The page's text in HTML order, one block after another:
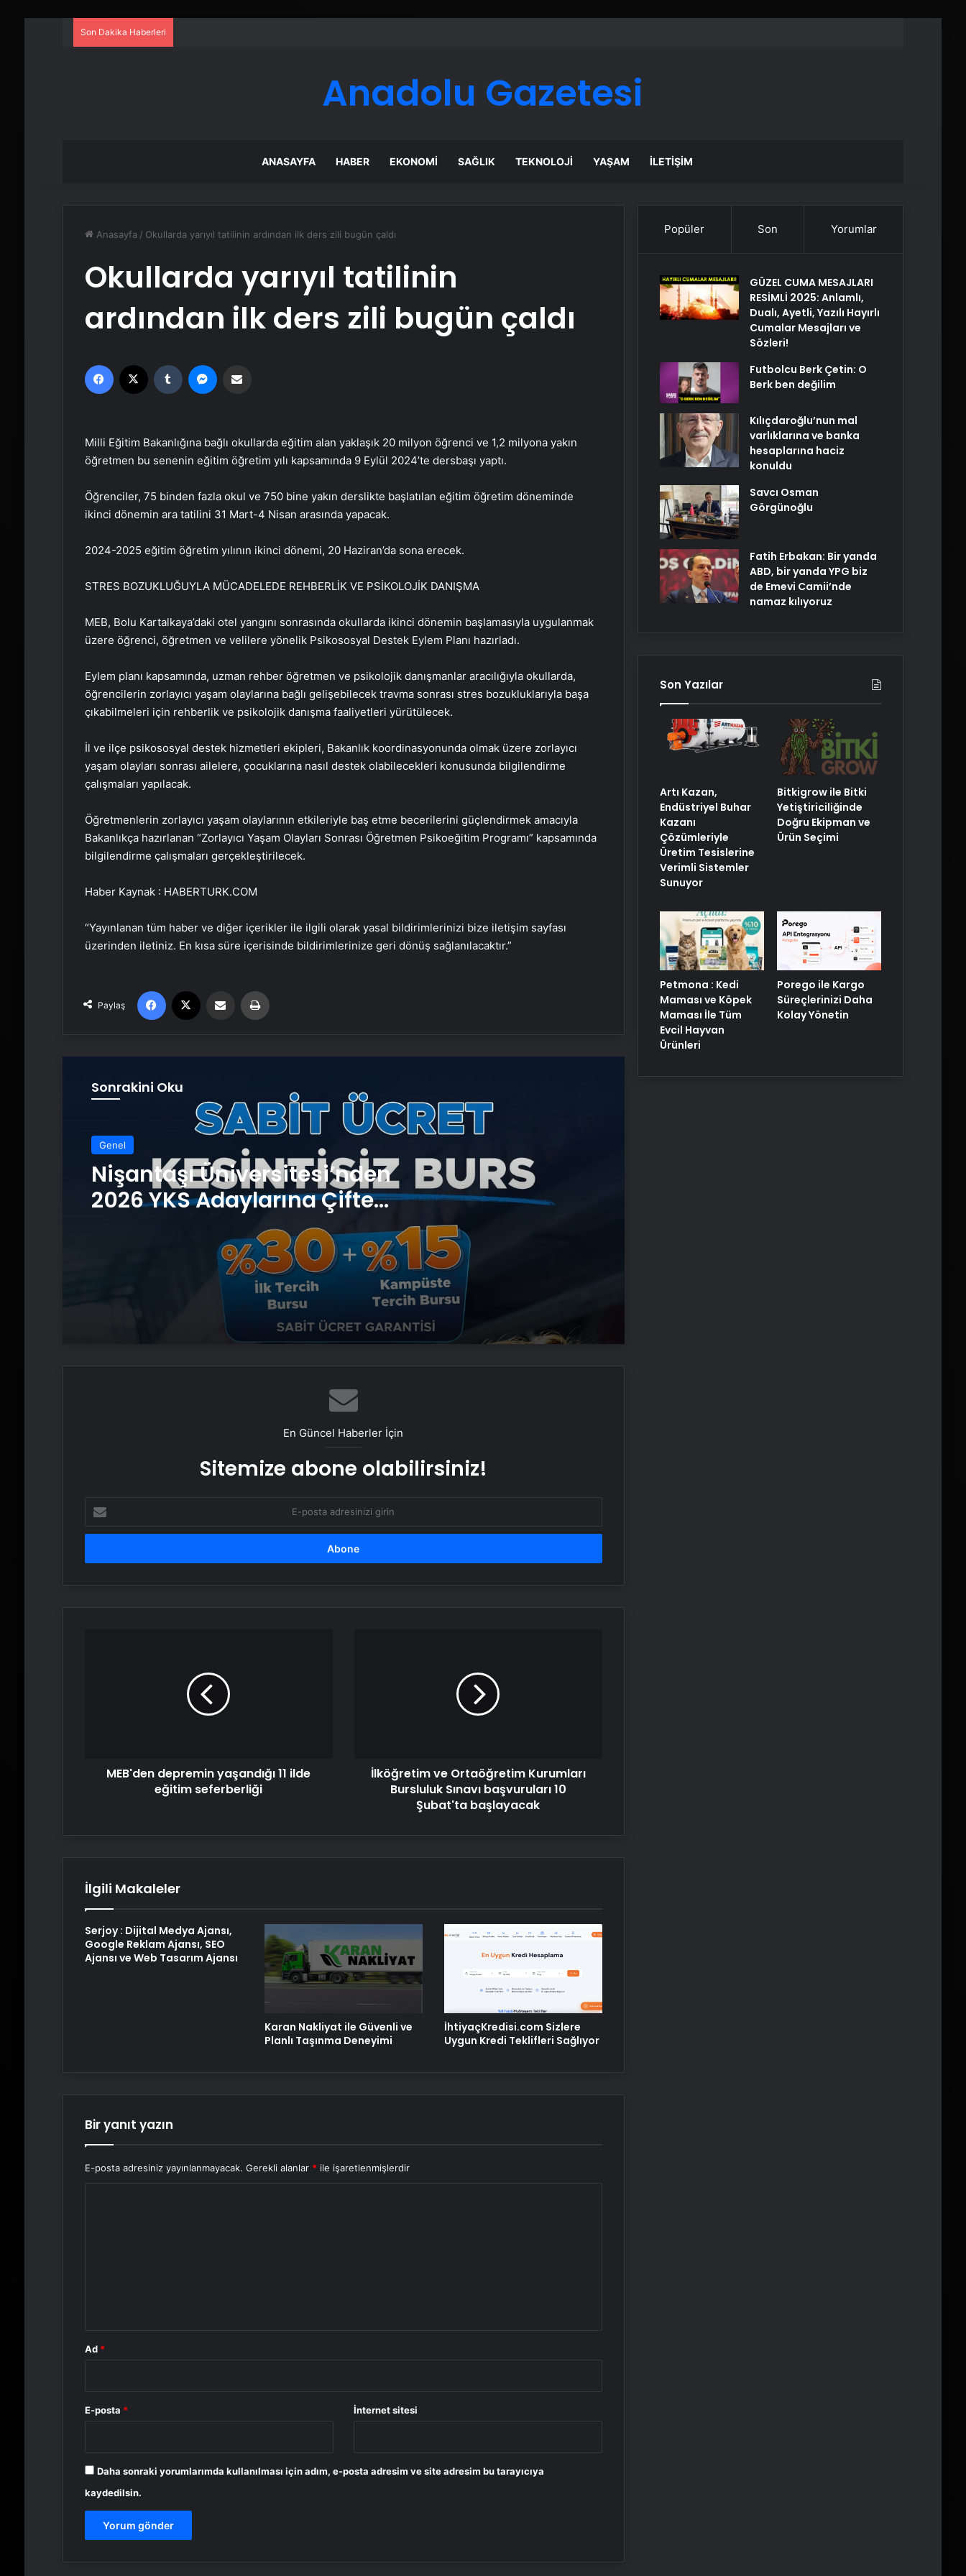
Son Dakika Haberleri
Anadolu Gazetesi
ANASAYFA HABER EKONOMI SAĞLIK TEKNOLOJI YAŞAM İLETIŞIM
Anasayfa / Okullarda yarıyıl tatilinin ardından ilk ders zili bugün çaldı
Okullarda yarıyıl tatilinin
ardından ilk ders zili bugün çaldı
Facebook Tumblr
Milli Eğitim Bakanlığına bağlı okullarda eğitim alan yaklaşık 20 milyon öğrenci ve 1,2 milyona yakın
öğretmen bu senenin eğitim öğretim yılı kapsamında 9 Eylül 2024’te dersbaşı yaptı.
Öğrenciler, 75 binden fazla okul ve 750 bine yakın derslikte başlatılan eğitim öğretim döneminde
ikinci dönemin ara tatilini 31 Mart-4 Nisan arasında yapacak.
2024-2025 eğitim öğretim yılının ikinci dönemi, 20 Haziran’da sona erecek.
STRES BOZUKLUĞUYLA MÜCADELEDE REHBERLİK VE PSİKOLOJİK DANIŞMA
MEB, Bolu Kartalkaya’daki otel yangını sonrasında okullarda ikinci dönemin başlamasıyla uygulanmak
üzere öğrenci, öğretmen ve velilere yönelik Psikososyal Destek Eylem Planı hazırladı.
Eylem planı kapsamında, uzman rehber öğretmen ve psikolojik danışmanlar aracılığıyla okullarda,
öğrencilerin zorlayıcı yaşam olaylarına bağlı gelişebilecek travma sonrası stres bozukluklarıyla başa
çıkabilmeleri için rehberlik ve psikolojik danışma faaliyetleri yürütülecek.
İl ve ilçe psikososyal destek hizmetleri ekipleri, Bakanlık koordinasyonunda olmak üzere zorlayıcı
yaşam olayları sonrası ailelere, çocuklarına nasıl destek olabilecekleri konusunda bilgilendirme
çalışmaları yapılacak.
Öğretmenlerin zorlayıcı yaşam olaylarının etkileriyle baş etme becerilerini güçlendirmek amacıyla
Bakanlıkça hazırlanan “Zorlayıcı Yaşam Olayları Sonrası Öğretmen Psikoeğitim Programı” kapsamında
bilgilendirme çalışmaları gerçekleştirilecek.
Haber Kaynak : HABERTURK.COM
“Yayınlanan tüm haber ve diğer içerikler ile ilgili olarak yasal bildirimlerinizi bize iletişim sayfası
üzerinden iletiniz. En kısa süre içerisinde bildirimlerinize geri dönüş sağlanılacaktır.”
Paylaş
Facebook Email'den paylaş
Sonrakini Oku
Genel
Nişantaşı Üniversitesi’nden
2026 YKS Adaylarına Çifte
Güvence: Sabit Ücret ve
Kesintisiz Burs
Adaylarına Çifte Güvence: Sabit
Ücret ve Kesintisiz Burs
Maması İle Tüm Evcil Hayvan
Ürünleri
Porego ile Kargo Süreçlerinizi Daha
Kolay Yönetin
Sevinçler Sağlık: Trusted Hygiene
Product Manufacturer in Turkey
Esat Bey Shop ile Sosyal Medya
Hizmetlerinde Güçlü Panel
Deneyimi
İstanbul’da Eşya Depolama Rehberi
Ümraniye Çekmeköy Kadıköy
En Güncel Haberler İçin
Sitemize abone olabilirsiniz!
posta
adresinizi
MEB'den depremin yaşandığı 11 ilde
eğitim seferberliği
başlayacak
İlköğretim ve Ortaöğretim Kurumları
Bursluluk Sınavı başvuruları 10
Şubat'ta başlayacak
İlgili Makaleler
Serjoy : Dijital Medya Ajansı,
Google Reklam Ajansı, SEO
Ajansı ve Web Tasarım Ajansı
Karan Nakliyat ile Güvenli ve
Planlı Taşınma Deneyimi
İhtiyaçKredisi.com Sizlere
Uygun Kredi Teklifleri Sağlıyor
Bir yanıt yazın
E-posta adresiniz yayınlanmayacak. Gerekli alanlar * ile işaretlenmişlerdir
Ad *
E-posta * İnternet sitesi
Daha sonraki yorumlarımda kullanılması için adım, e-posta adresim ve site adresim bu tarayıcıya
kaydedilsin.
Popüler Son Yorumlar
GÜZEL CUMA MESAJLARI
RESİMLİ 2025: Anlamlı,
Dualı, Ayetli, Yazılı Hayırlı
Cumalar Mesajları ve
Sözleri!
Futbolcu Berk Çetin: O
Berk ben değilim
Kılıçdaroğlu’nun mal
varlıklarına ve banka
hesaplarına haciz
konuldu
Savcı Osman
Görgünoğlu
Fatih Erbakan: Bir yanda
ABD, bir yanda YPG biz
de Emevi Camii’nde
namaz kılıyoruz
Son Yazılar
Artı Kazan,
Endüstriyel Buhar
Kazanı
Çözümleriyle
Üretim Tesislerine
Verimli Sistemler
Sunuyor
Bitkigrow ile Bitki
Yetiştiriciliğinde
Doğru Ekipman ve
Ürün Seçimi
Petmona : Kedi
Maması ve Köpek
Maması İle Tüm
Evcil Hayvan
Ürünleri
Porego ile Kargo
Süreçlerinizi Daha
Kolay Yönetin